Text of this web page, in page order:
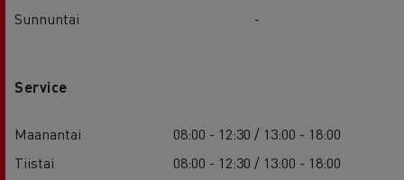
Sunnuntai
-
Service
Maanantai
08:00 - 12:30 / 13:00 - 18:00
Tiistai
08:00 - 12:30 / 13:00 - 18:00